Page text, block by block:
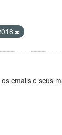
emails e seus